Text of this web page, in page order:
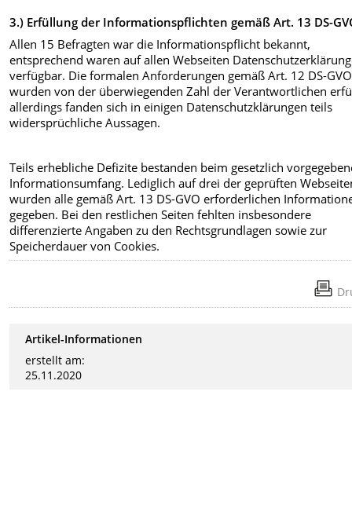
3.) Erfüllung der Informationspflichten gemäß Art. 13 DS-
Allen 15 Befragten war die Informationspflicht bekannt,
entsprechend waren auf allen Webseiten
verfügbar. Die formalen Anforderungen gemäß Art. 12 DS-GVO
wurden von der überwiegenden Zahl der Verantwortlichen
allerdings fanden sich in einigen Datenschutzklärungen teils
widersprüchliche Aussagen.
Teils erhebliche Defizite bestanden beim gesetzlich
Informationsumfang. Lediglich auf drei der geprüften
wurden alle gemäß Art. 13 DS-GVO erforderlichen
gegeben. Bei den restlichen Seiten fehlten insbesondere
differenzierte Angaben zu den Rechtsgrundlagen sowie zur
Speicherdauer von Cookies.
Artikel-Informationen
erstellt am:
25.11.2020